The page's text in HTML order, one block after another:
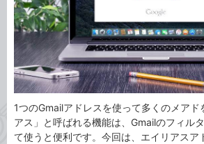
1つのGmailアドレスを使って多くのメアド
アス」と呼ばれる機能は、Gmailのフィル
て使うと便利です。今回は、エイリアスア